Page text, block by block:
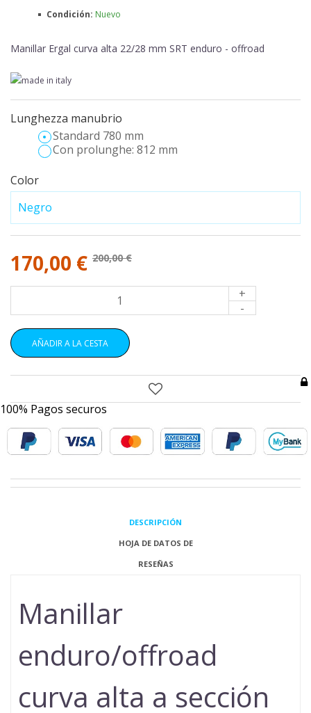
Condición: Nuevo
Manillar Ergal curva alta 22/28 mm SRT enduro - offroad
Lunghezza manubrio
Standard 780 mm
Con prolunghe: 812 mm
Color
170,00 € 200,00 €
+
-
AÑADIR A LA CESTA
100% Pagos securos
DESCRIPCIÓN
HOJA DE DATOS DE
RESEÑAS
Manillar
enduro/offroad
curva alta a sección